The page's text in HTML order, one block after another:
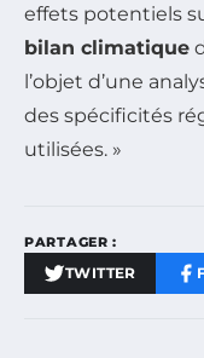
effets potentiels
bilan climatique
l’objet d’une
des spécificités
utilisées. »
PARTAGER :
TWITTER